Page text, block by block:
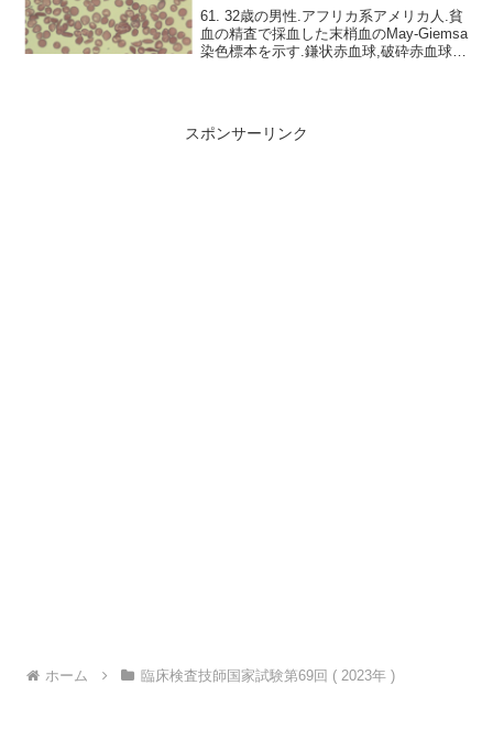
61. 32歳の男性.アフリカ系アメリカ人.貧
血の精査で採血した末梢血のMay-Giemsa
染色標本を示す.鎌状赤血球,破砕赤血球を
スポンサーリンク
ホーム 臨床検査技師国家試験第69回 ( 2023年 )